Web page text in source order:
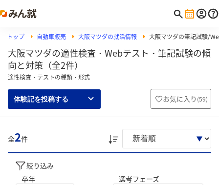
トップ 自動車販売 大阪マツダの就活情報 大阪マツダの筆記試験/
大阪マツダの適性検査・Webテスト・筆記試験の傾
向と対策（全2件）
適性検査・テストの種類・形式
体験記を投稿する お気に入り (59)
全2件
絞り込み
卒年
選考フェーズ